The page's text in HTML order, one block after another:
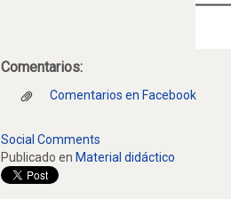
Comentarios:
Comentarios en Facebook
Social Comments
Publicado en Material didáctico